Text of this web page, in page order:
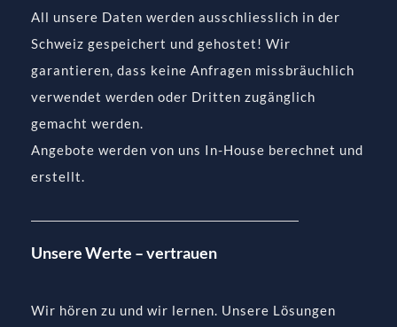
All unsere Daten werden ausschliesslich in der
Schweiz gespeichert und gehostet! Wir
garantieren, dass keine Anfragen missbräuchlich
verwendet werden oder Dritten zugänglich
gemacht werden.
Angebote werden von uns In-House berechnet und
erstellt.
Unsere Werte – vertrauen
Wir hören zu und wir lernen. Unsere Lösungen